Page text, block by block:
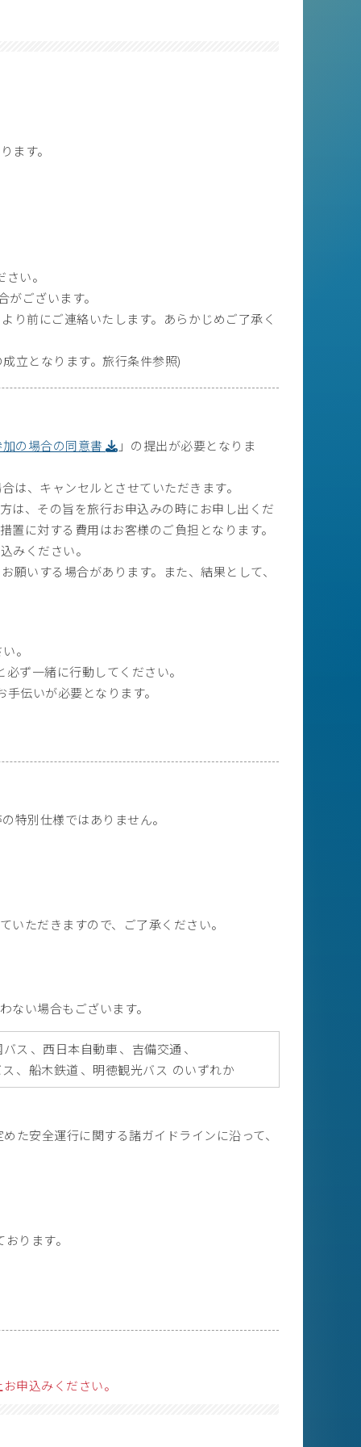
ます。
い。
ございます。
り前にご連絡いたします。あらかじめご了承く
立となります。旅行条件参照)
の場合の同意書 」の提出が必要となりま
は、キャンセルとさせていただきます。
は、その旨を旅行お申込みの時にお申し出くだ
に対する費用はお客様のご負担となります。
みください。
いする場合があります。また、結果として、
。
ず一緒に行動してください。
伝いが必要となります。
特別仕様ではありません。
ただきますので、ご了承ください。
い場合もございます。
ス 西日本自動車
吉備交通
船木鉄道 明徳観光バス のいずれか
た安全運行に関する諸ガイドラインに沿って、
ります。
申込みください。